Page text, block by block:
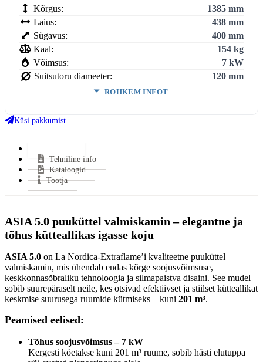
Kõrgus:
1385 mm
Laius:
438 mm
Sügavus:
400 mm
Kaal:
154 kg
Võimsus:
7 kW
Suitsutoru diameeter:
120 mm
ROHKEM INFOT
Kasutegur:
Miinimum tõmme:
Suitsutoru ühendus:
Klaasi kuju:
Uks avaneb:
Garantii:
2 aastat
Energiaklass:
Küsi pakkumist
Tehniline info
Kataloogid
Tootja
ASIA 5.0 puuküttel valmiskamin – elegantne ja
tõhus kütteallikas igasse koju
ASIA 5.0 on La Nordica-Extraflame’i kvaliteetne puuküttel
valmiskamin, mis ühendab endas kõrge soojusvõimsuse,
keskkonnasõbraliku tehnoloogia ja silmapaistva disaini. See mudel
sobib suurepäraselt neile, kes otsivad efektiivset ja stiilset kütteallikat
keskmise suurusega ruumide kütmiseks – kuni 201 m³.
Peamised eelised:
Tõhus soojusvõimsus – 7 kW
Kergesti köetakse kuni 201 m³ ruume, sobib hästi elutuppa